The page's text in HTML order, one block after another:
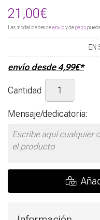
21,00€
Las modalidades deenvíoy de pago
EN
envío desde4,99€*
Cantidad
Mensaje/dedicatoria: